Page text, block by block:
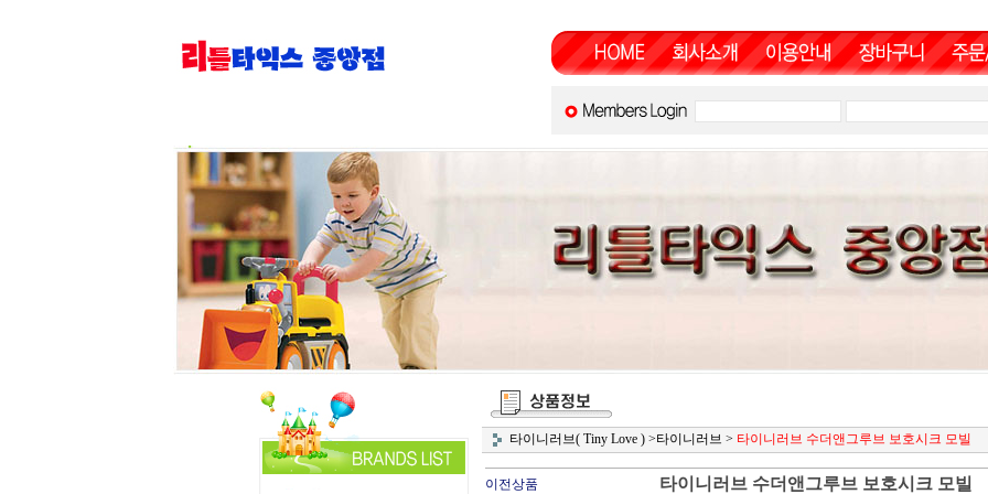
타이니러브( Tiny Love ) >타이니러브 > 타이니러브 수더앤그루브 보호시크 모빌
이전상품 타이니러브 수더앤그루브 보호시크 모빌